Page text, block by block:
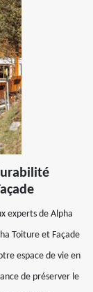
experts de Alpha
Toiture et Façade
espace de vie en
de préserver le